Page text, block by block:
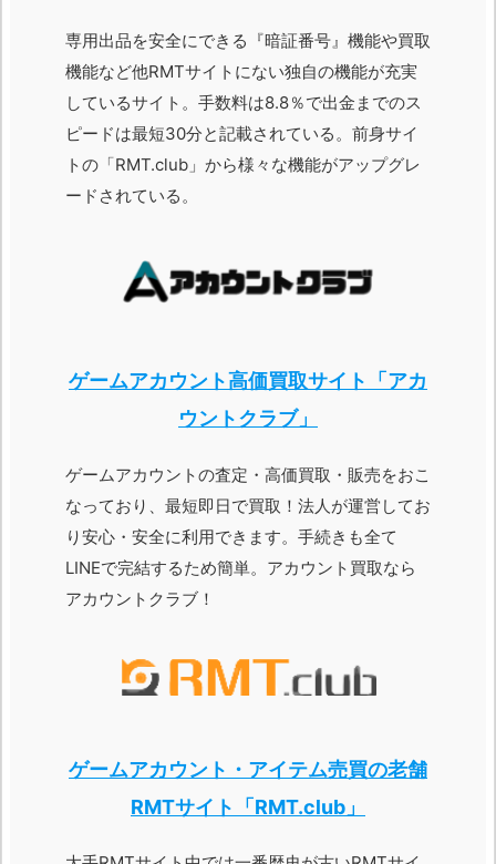
専用出品を安全にできる『暗証番号』機能や買取
機能など他RMTサイトにない独自の機能が充実
しているサイト。手数料は8.8％で出金までのス
ピードは最短30分と記載されている。前身サイ
トの「RMT.club」から様々な機能がアップグレ
ードされている。
ゲームアカウント高価買取サイト「アカ
ウントクラブ」
ゲームアカウントの査定・高価買取・販売をおこ
なっており、最短即日で買取！法人が運営してお
り安心・安全に利用できます。手続きも全て
LINEで完結するため簡単。アカウント買取なら
アカウントクラブ！
ゲームアカウント・アイテム売買の老舗
RMTサイト「RMT.club」